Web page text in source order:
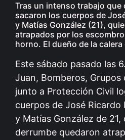
Tras un intenso trabajo que
sacaron los cuerpos de
y Matías González (21),
atrapados por los
horno. El dueño de la
Este sábado pasado las
Juan, Bomberos, Grupos
junto a Protección Civil
cuerpos de José
y Matías González de 21,
derrumbe quedaron